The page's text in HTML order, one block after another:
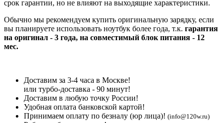
срок гарантии, но не влияют на выходящие характеристики.
Обычно мы рекомендуем купить оригинальную зарядку, если
вы планируете использовать ноутбук более года, т.к. гарантия
на оригинал - 3 года, на совместимый блок питания - 12
мес.
Доставим за 3-4 часа в Москве!
или турбо-доставка - 90 минут!
Доставим в любую точку России!
Удобная оплата банковской картой!
Принимаем оплату по безналу (юр лица)! (info@120w.ru)